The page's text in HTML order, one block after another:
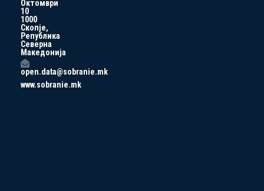
Октомври
10
1000
Скопје,
Република
Северна
Македонија
open.data@sobranie.mk
www.sobranie.mk